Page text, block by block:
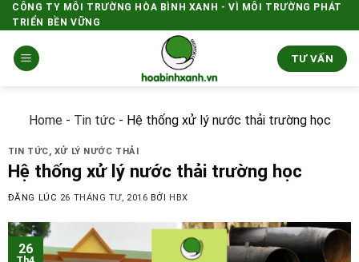
Skip
to
content
CÔNG TY MÔI TRƯỜNG HÒA BÌNH XANH - VÌ MÔI TRƯỜNG PHÁT
TRIỂN BỀN VỮNG
TƯ VẤN
Home- Tin tức - Hệ thống xử lý nước thải trường học
TIN TỨC, XỬ LÝ NƯỚC THẢI
Hệ thống xử lý nước thải trường học
ĐĂNG LÚC 26 THÁNG TƯ, 2016 BỞI HBX
26